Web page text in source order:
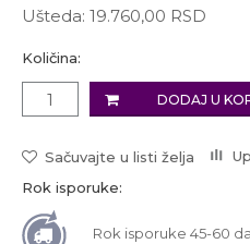
Ušteda: 19.760,00 RSD
Količina:
DODAJ U
Sačuvajte u listi želja
Rok isporuke:
Rok isporuke 45-60